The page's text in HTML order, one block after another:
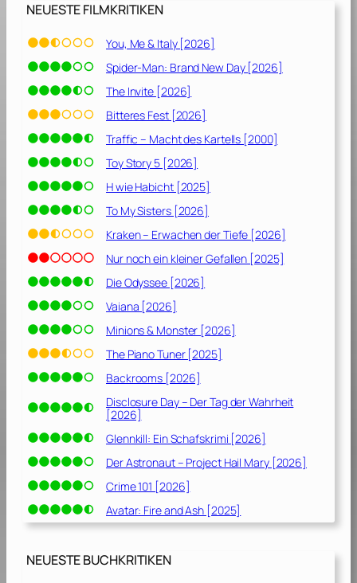
6
NEUESTE FILMKRITIKEN
You, Me & Italy [2026]
Spider-Man: Brand New Day [2026]
The Invite [2026]
Bitteres Fest [2026]
Traffic – Macht des Kartells [2000]
Toy Story 5 [2026]
H wie Habicht [2025]
To My Sisters [2026]
Kraken – Erwachen der Tiefe [2026]
Nur noch ein kleiner Gefallen [2025]
Die Odyssee [2026]
Vaiana [2026]
Minions & Monster [2026]
The Piano Tuner [2025]
Backrooms [2026]
Disclosure Day – Der Tag der Wahrheit
[2026]
Glennkill: Ein Schafskrimi [2026]
Der Astronaut – Project Hail Mary [2026]
Crime 101 [2026]
Avatar: Fire and Ash [2025]
NEUESTE BUCHKRITIKEN